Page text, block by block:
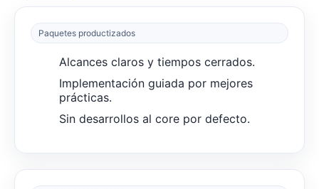
Paquetes productizados
Alcances claros y tiempos cerrados.
Implementación guiada por mejores
prácticas.
Sin desarrollos al core por defecto.